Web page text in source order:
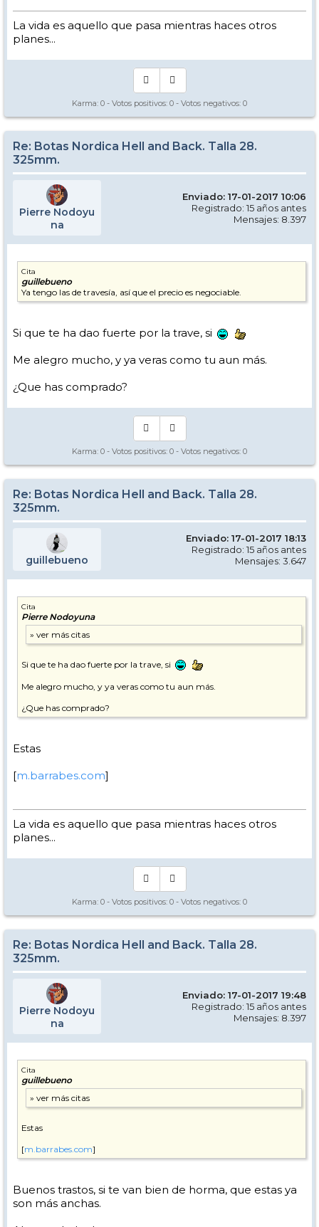
La vida es aquello que pasa mientras haces otros
planes...
Karma: 0 - Votos positivos: 0 - Votos negativos: 0
Re: Botas Nordica Hell and Back. Talla 28.
325mm.
Pierre Nodoyu
na
Enviado: 17-01-2017 10:06
Registrado: 15 años antes
Mensajes: 8.397
Cita
guillebueno
Ya tengo las de travesía, así que el precio es negociable.
Si que te ha dao fuerte por la trave, si
Me alegro mucho, y ya veras como tu aun más.
¿Que has comprado?
Karma: 0 - Votos positivos: 0 - Votos negativos: 0
Re: Botas Nordica Hell and Back. Talla 28.
325mm.
guillebueno
Enviado: 17-01-2017 18:13
Registrado: 15 años antes
Mensajes: 3.647
Cita
Pierre Nodoyuna
Si que te ha dao fuerte por la trave, si
Me alegro mucho, y ya veras como tu aun más.
¿Que has comprado?
Estas
[m.barrabes.com]
La vida es aquello que pasa mientras haces otros
planes...
Karma: 0 - Votos positivos: 0 - Votos negativos: 0
Re: Botas Nordica Hell and Back. Talla 28.
325mm.
Pierre Nodoyu
na
Enviado: 17-01-2017 19:48
Registrado: 15 años antes
Mensajes: 8.397
Cita
guillebueno
Estas
[m.barrabes.com]
Buenos trastos, si te van bien de horma, que estas ya
son más anchas.